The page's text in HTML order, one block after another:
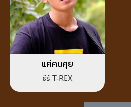
แค่คนคุย
ธีร์ T-REX